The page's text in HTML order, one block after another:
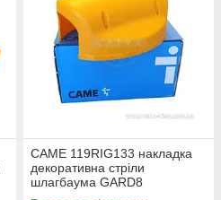
CAME 119RIG133 накладка
декоративна стріли
шлагбаума GARD8
запчастина для шлагбаума